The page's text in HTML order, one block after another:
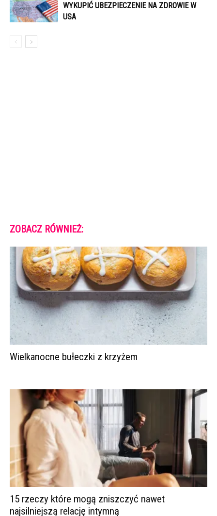
WYKUPIĆ UBEZPIECZENIE NA ZDROWIE W
USA
ZOBACZ RÓWNIEŻ:
Wielkanocne bułeczki z krzyżem
15 rzeczy które mogą zniszczyć nawet
najsilniejszą relację intymną